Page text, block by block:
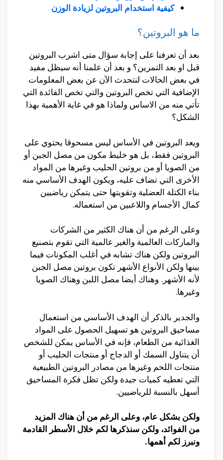
كيفية استخدام البروتين لزيادة الوزن
ما هو البروتين؟
بعد أن تعرفنا على إجابة سؤال متى اشرب البروتين
قبل او بعد التمرين؟ و بعد أن علمنا أنه سيظل مفيد
في بعض الحالات لنتحدث الآن عن بعض المعلومات
الإضافية التي تخص البروتين والتي تخص الفائدة التي
تأتي منه من الاساس ولماذا هو في غاية الأهمية بهذا
الشكل؟
ويعد البروتين في الأساس ليس مسحوقا يحتوي على
البروتين فقط، بل هو خليط مكون من مصل الجبن أو
من الصويا أو من بروتين الحليب وغيرها من المواد
الأخرى التي تضاف عليه، ويكون الهدف الأساسي منه
بناء الكتلة العضلية وتقويتها حتى يتمكن رياضيين
كمال الأجسام واللاعبين من استعماله.
وعلى الرغم من أن هناك الكثير من الشركات
والماركات العالمية والغير عالمية التي تقوم بتصنيع
البروتين ولكن هناك تشابه في أغلب المكونات فيما
بينها ولكن الأنواع الأشهر تكون بروتين مصل الجبن
لأنه الأشهر. وهناك أيضا مصل اللبن وهناك الصويا
وغيرها.
والجدير بالذكر أن الهدف الأساسي من استعمال
مساحيق البروتين هو تسهيل الحصول على المواد
الغذائية من الطعام، فإنه في الأساس يمكن للشخص
أن يتناول السمك أو الدجاج أو منتجات الحليب أو
منتجات اللحم وغيرها من مصادر البروتين الطبيعية
التي تعطيه كميات جيدة ولكن تظل فكرة المساحيق
أسهل بالنسبة للرياضيين.
ولكن بشكل عام، وعلى الرغم من أن هناك المزيد
من الفوائد، ولكن سنذكرها لكم خلال الأسطر القادمة
ونبرز لكم أهمها.